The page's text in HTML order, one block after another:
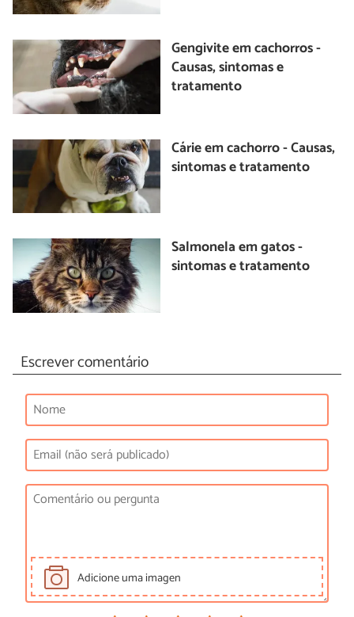
Gengivite em cachorros -
Causas, sintomas e
tratamento
Cárie em cachorro - Causas,
sintomas e tratamento
Salmonela em gatos -
sintomas e tratamento
Escrever comentário
Adicione uma imagen